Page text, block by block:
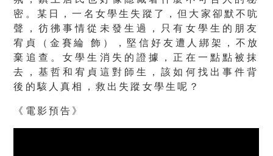
密。某日，一名女學生失蹤了，但大家卻默不吭
聲，彷彿事情從未發生過，
只有女學生的朋友
宥貞（金賽綸 飾），堅信好友遭人綁架，不放
棄追查。女學生消失的證據， 正在一點點被抹
去，基哲和宥貞這對師生，該如何找出事件背
後的駭人真相，救出失蹤女學生呢？
《電影預告》